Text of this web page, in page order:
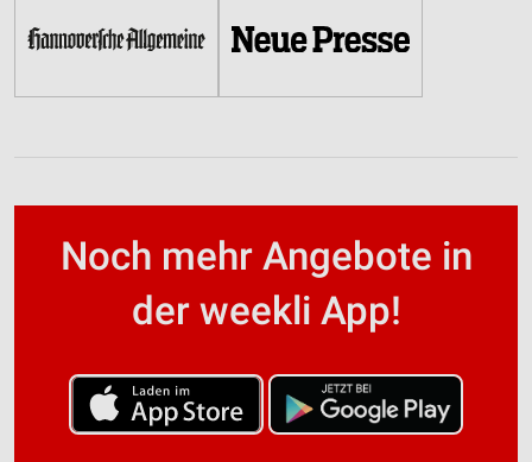
Noch mehr Angebote in
der weekli App!